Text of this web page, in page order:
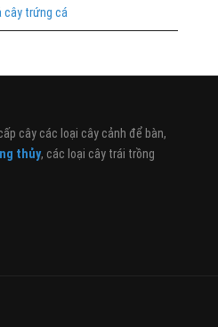
cây trứng cá
cây các loại cây cảnh để bàn,
thủy, các loại cây trái trồng